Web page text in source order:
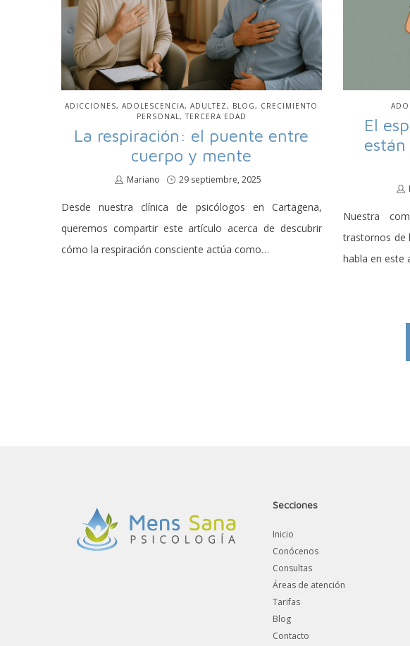
PUBLICADO
ADICCIONES ADOLESCENCIA ADULTEZ BLOG
CRECIMIENTO
PERSONAL
TERCERA EDAD
La respiración: el puente entre
cuerpo y mente
por
Mariano
Publicado
29 septiembre, 2025
Desde nuestra clínica de psicólogos en Cartagena,
queremos compartir este artículo acerca de descubrir
cómo la respiración consciente actúa como…
El
Nuestra
trastornos de
habla en este
Secciones
Inicio
Conócenos
Consultas
Áreas de atención
Tarifas
Blog
Contacto